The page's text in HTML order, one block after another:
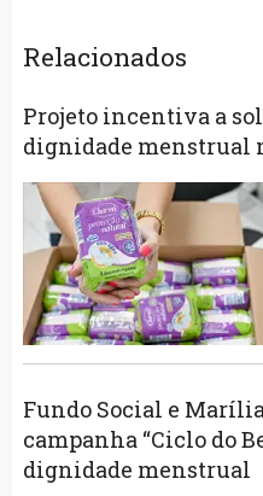
Relacionados
Projeto incentiva a
dignidade menstrual
Fundo Social e
campanha “Ciclo do
dignidade menstrual